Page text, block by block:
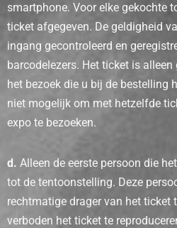
smartphone. Voor elke gekochte
ticket afgegeven. De geldigheid
ingang gecontroleerd en
barcodelezers. Het ticket is
het bezoek die u bij de bestelling
niet mogelijk om met hetzelfde
expo te bezoeken.
d. Alleen de eerste persoon die
tot de tentoonstelling. Deze
rechtmatige drager van het ticket
verboden het ticket te